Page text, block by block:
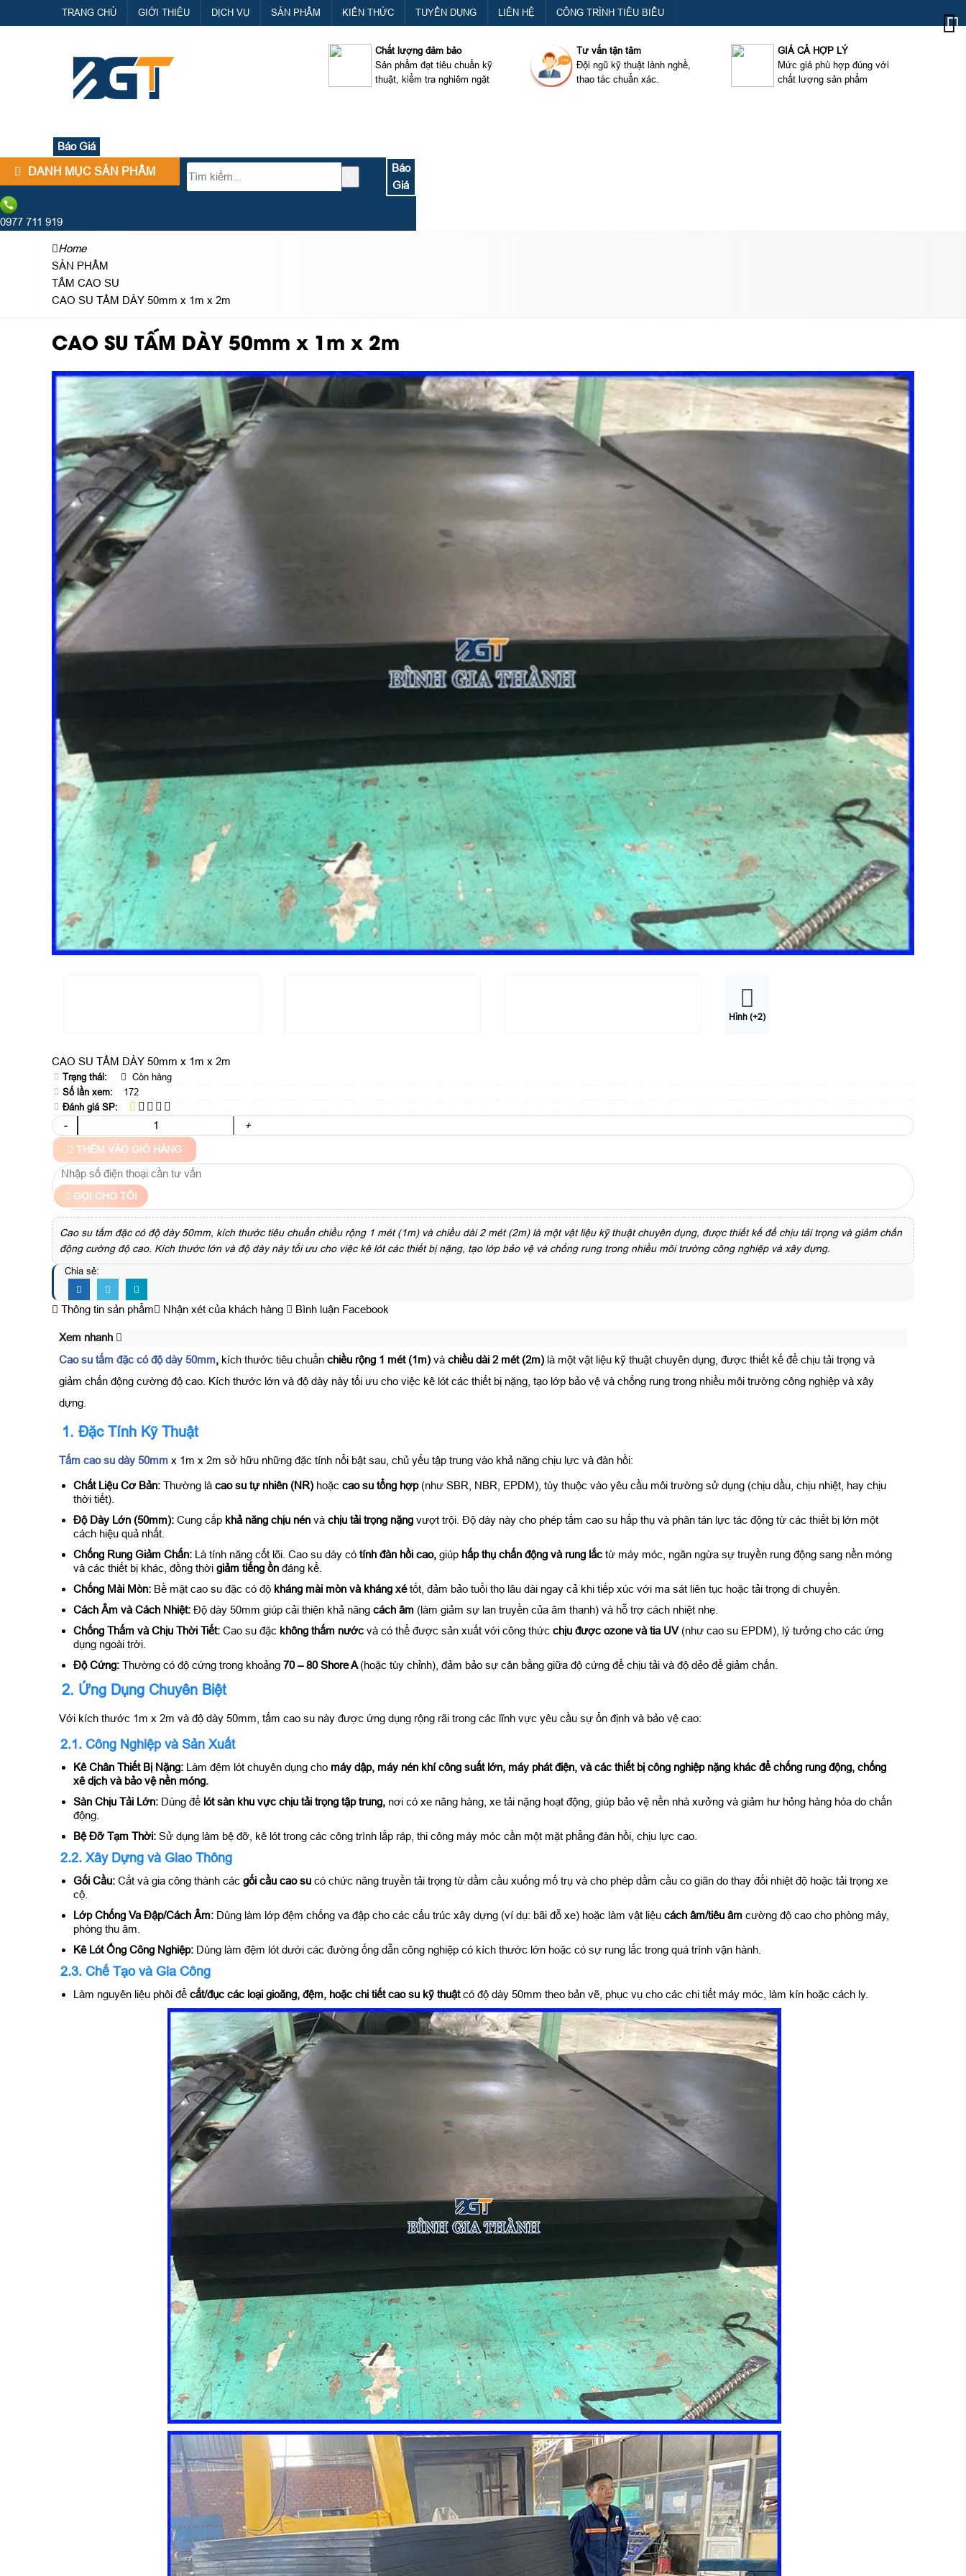
TRANG CHỦ GIỚI THIỆU DỊCH VỤ SẢN PHẨM KIẾN THỨC TUYỂN DỤNG LIÊN HỆ CÔNG TRÌNH TIÊU BIỂU
Báo Giá
Chất lượng đảm bảo
Sản phẩm đạt tiêu chuẩn kỹ
thuật, kiểm tra nghiêm ngặt
Tư vấn tận tâm
Đội ngũ kỹ thuật lành nghề,
thao tác chuẩn xác.
GIÁ CẢ HỢP LÝ
Mức giá phù hợp đúng với
chất lượng sản phẩm
DANH MỤC SẢN PHẨM
Báo
Giá
0977 711 919
Home
SẢN PHẨM
TẤM CAO SU
CAO SU TẤM DÀY 50mm x 1m x 2m
CAO SU TẤM DÀY 50mm x 1m x 2m
Hình (+2)
CAO SU TẤM DÀY 50mm x 1m x 2m
Trạng thái:
Còn hàng
Số lần xem:
172
Đánh giá SP:
- +
THÊM VÀO GIỎ HÀNG
GỌI CHO TÔI
Cao su tấm đặc có độ dày 50mm, kích thước tiêu chuẩn chiều rộng 1 mét (1m) và chiều dài 2 mét (2m) là một vật liệu kỹ thuật chuyên dụng, được thiết kế để chịu tải trọng và giảm chấn
động cường độ cao. Kích thước lớn và độ dày này tối ưu cho việc kê lót các thiết bị nặng, tạo lớp bảo vệ và chống rung trong nhiều môi trường công nghiệp và xây dựng.
Chia sẻ:
Thông tin sản phẩm Nhận xét của khách hàng Bình luận Facebook
Xem nhanh
Cao su tấm đặc có độ dày 50mm, kích thước tiêu chuẩn chiều rộng 1 mét (1m) và chiều dài 2 mét (2m) là một vật liệu kỹ thuật chuyên dụng, được thiết kế để chịu tải trọng và
giảm chấn động cường độ cao. Kích thước lớn và độ dày này tối ưu cho việc kê lót các thiết bị nặng, tạo lớp bảo vệ và chống rung trong nhiều môi trường công nghiệp và xây
dựng.
1. Đặc Tính Kỹ Thuật
Tấm cao su dày 50mm x 1m x 2m sở hữu những đặc tính nổi bật sau, chủ yếu tập trung vào khả năng chịu lực và đàn hồi:
Chất Liệu Cơ Bản: Thường là cao su tự nhiên (NR) hoặc cao su tổng hợp(như SBR, NBR, EPDM), tùy thuộc vào yêu cầu môi trường sử dụng (chịu dầu, chịu nhiệt, hay chịu
thời tiết).
Độ Dày Lớn (50mm): Cung cấp khả năng chịu nén và chịu tải trọng nặng vượt trội. Độ dày này cho phép tấm cao su hấp thụ và phân tán lực tác động từ các thiết bị lớn một
cách hiệu quả nhất.
Chống Rung Giảm Chấn: Là tính năng cốt lõi. Cao su dày có tính đàn hồi cao, giúp hấp thụ chấn động và rung lắc từ máy móc, ngăn ngừa sự truyền rung động sang nền móng
và các thiết bị khác, đồng thời giảm tiếng ồn đáng kể.
Chống Mài Mòn: Bề mặt cao su đặc có độ kháng mài mòn và kháng xétốt, đảm bảo tuổi thọ lâu dài ngay cả khi tiếp xúc với ma sát liên tục hoặc tải trọng di chuyển.
Cách Âm và Cách Nhiệt: Độ dày 50mm giúp cải thiện khả năng cách âm (làm giảm sự lan truyền của âm thanh) và hỗ trợ cách nhiệt nhẹ.
Chống Thấm và Chịu Thời Tiết: Cao su đặc không thấm nước và có thể được sản xuất với công thức chịu được ozone và tia UV(như cao su EPDM), lý tưởng cho các ứng
dụng ngoài trời.
Độ Cứng: Thường có độ cứng trong khoảng 70 – 80 Shore A (hoặc tùy chỉnh), đảm bảo sự cân bằng giữa độ cứng để chịu tải và độ dẻo để giảm chấn.
2. Ứng Dụng Chuyên Biệt
Với kích thước 1m x 2m và độ dày 50mm, tấm cao su này được ứng dụng rộng rãi trong các lĩnh vực yêu cầu sự ổn định và bảo vệ cao:
2.1. Công Nghiệp và Sản Xuất
Kê Chân Thiết Bị Nặng: Làm đệm lót chuyên dụng cho máy dập, máy nén khí công suất lớn, máy phát điện, và các thiết bị công nghiệp nặng khác để chống rung động, chống
xê dịch và bảo vệ nền móng.
Sàn Chịu Tải Lớn: Dùng để lót sàn khu vực chịu tải trọng tập trung, nơi có xe nâng hàng, xe tải nặng hoạt động, giúp bảo vệ nền nhà xưởng và giảm hư hỏng hàng hóa do chấn
động.
Bệ Đỡ Tạm Thời: Sử dụng làm bệ đỡ, kê lót trong các công trình lắp ráp, thi công máy móc cần một mặt phẳng đàn hồi, chịu lực cao.
2.2. Xây Dựng và Giao Thông
Gối Cầu: Cắt và gia công thành các gối cầu cao su có chức năng truyền tải trọng từ dầm cầu xuống mố trụ và cho phép dầm cầu co giãn do thay đổi nhiệt độ hoặc tải trọng xe
cộ.
Lớp Chống Va Đập/Cách Âm: Dùng làm lớp đệm chống va đập cho các cấu trúc xây dựng (ví dụ: bãi đỗ xe) hoặc làm vật liệu cách âm/tiêu âm cường độ cao cho phòng máy,
phòng thu âm.
Kê Lót Ống Công Nghiệp: Dùng làm đệm lót dưới các đường ống dẫn công nghiệp có kích thước lớn hoặc có sự rung lắc trong quá trình vận hành.
2.3. Chế Tạo và Gia Công
Làm nguyên liệu phôi để cắt/đục các loại gioăng, đệm, hoặc chi tiết cao su kỹ thuật có độ dày 50mm theo bản vẽ, phục vụ cho các chi tiết máy móc, làm kín hoặc cách ly.